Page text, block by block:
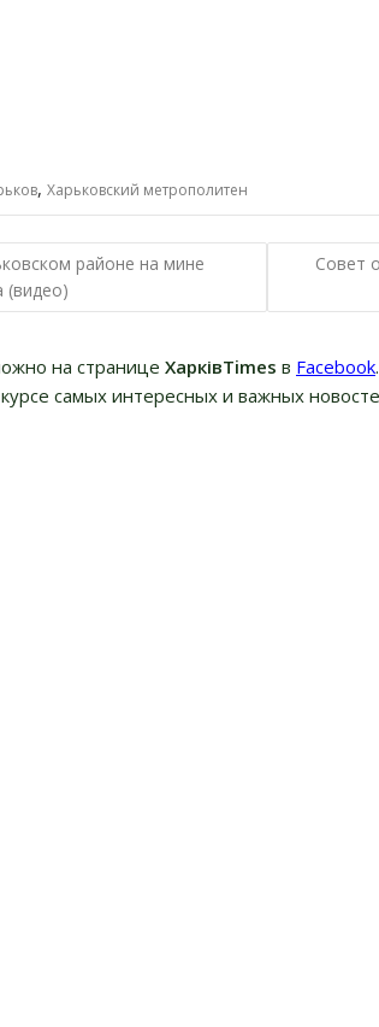
, Харьковский метрополитен
районе на мине
(видео)
Совет
на странице ХарківTimes в Facebook
самых интересных и важных